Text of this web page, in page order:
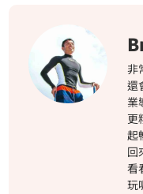
非
還
業
更
起
回
看
玩